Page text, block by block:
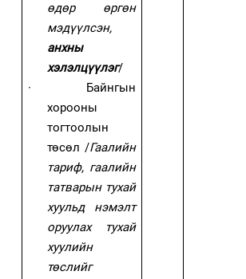
өдөр өргөн
мэдүүлсэн,
анхны
хэлэлцүүлэг/
·
Байнгын
хорооны
тогтоолын
төсөл /Гаалийн
тариф, гаалийн
татварын тухай
хуульд нэмэлт
оруулах тухай
хуулийн
төслийг